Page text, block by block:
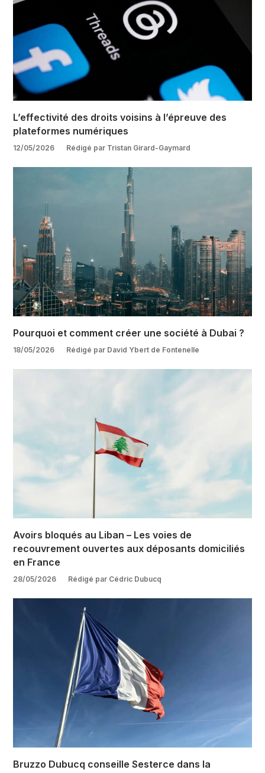
Bruzzo Dubucq conseille Sesterce dans la
Avoirs bloqués au Liban – Les voies de
recouvrement ouvertes aux déposants domiciliés
en France
28/05/2026 Rédigé par Cédric Dubucq
Pourquoi et comment créer une société à Dubai ?
18/05/2026 Rédigé par David Ybert de Fontenelle
L’effectivité des droits voisins à l’épreuve des
plateformes numériques
12/05/2026 Rédigé par Tristan Girard-Gaymard